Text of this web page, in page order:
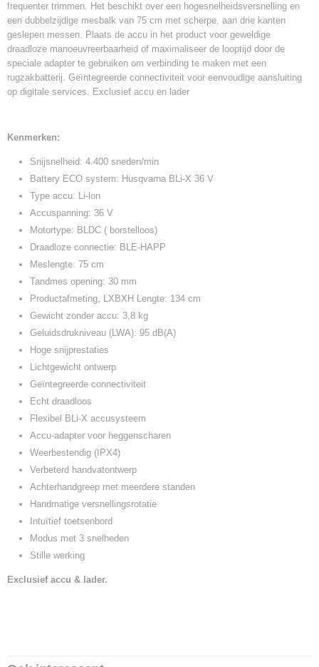
frequenter trimmen. Het beschikt over een hogesnelheidsversnelling en
een dubbelzijdige mesbalk van 75 cm met scherpe, aan drie kanten
geslepen messen. Plaats de accu in het product voor geweldige
draadloze manoeuvreerbaarheid of maximaliseer de looptijd door de
speciale adapter te gebruiken om verbinding te maken met een
rugzakbatterij. Geïntegreerde connectiviteit voor eenvoudige aansluiting
op digitale services. Exclusief accu en lader
Kenmerken:
Snijsnelheid: 4.400 sneden/min
Battery ECO system: Husqvarna BLi-X 36 V
Type accu: Li-lon
Accuspanning: 36 V
Motortype: BLDC ( borstelloos)
Draadloze connectie: BLE-HAPP
Meslengte: 75 cm
Tandmes opening: 30 mm
Productafmeting, LXBXH Lengte: 134 cm
Gewicht zonder accu: 3,8 kg
Geluidsdrukniveau (LWA): 95 dB(A)
Hoge snijprestaties
Lichtgewicht ontwerp
Geïntegreerde connectiviteit
Echt draadloos
Flexibel BLi-X accusysteem
Accu-adapter voor heggenscharen
Weerbestendig (IPX4)
Verbeterd handvatontwerp
Achterhandgreep met meerdere standen
Handmatige versnellingsrotatie
Intuïtief toetsenbord
Modus met 3 snelheden
Stille werking
Exclusief accu & lader.